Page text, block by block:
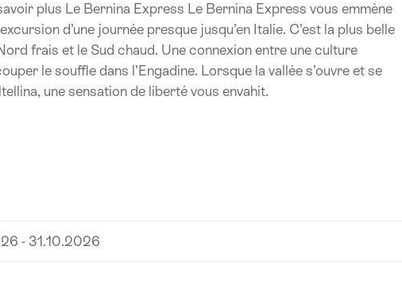
plus Le Bernina Express Le Bernina Express vous emmène
d’une journée presque jusqu’en Italie. C’est la plus belle
frais et le Sud chaud. Une connexion entre une culture
le souffle dans l’Engadine. Lorsque la vallée s’ouvre et se
une sensation de liberté vous envahit.
- 31.10.2026